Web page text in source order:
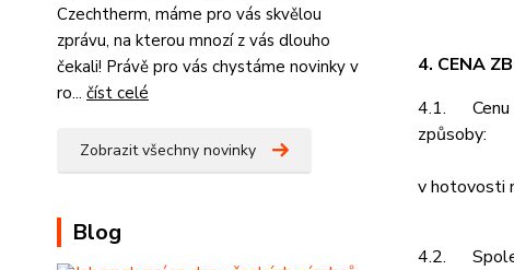
Czechtherm, máme pro vás skvělou
zprávu, na kterou mnozí z vás dlouho
čekali! Právě pro vás chystáme novinky v
ro... číst celé
Zobrazit všechny novinky
Blog
4. CENA
4.1. Cenu
způsoby:
v hotovosti
4.2.